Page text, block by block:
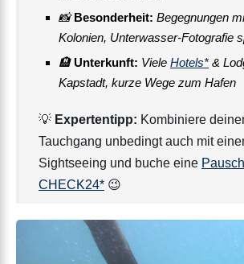
📸Besonderheit: Begegnungen
Kolonien, Unterwasser-Fotografie
🏨 Unterkunft: Viele Hotels* &
Kapstadt, kurze Wege zum Hafen
💡 Expertentipp: Kombiniere
Tauchgang unbedingt auch mit
Sightseeing und buche eine
CHECK24* 😉